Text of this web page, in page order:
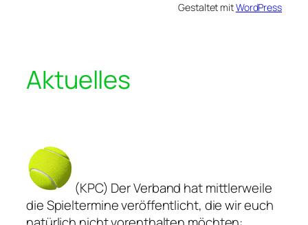
Gestaltet mitWordPress
Aktuelles
(KPC) Der Verband hat mittlerweile
die Spieltermine veröffentlicht, die wir euch